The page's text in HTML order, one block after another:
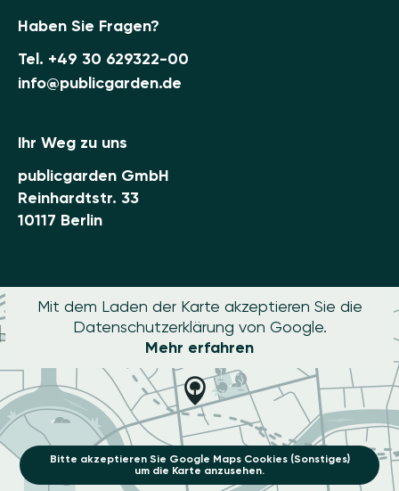
Haben Sie Fragen?
Tel. +49 30 629322-00
info@publicgarden.de
Ihr Weg zu uns
publicgarden GmbH
Reinhardtstr. 33
10117 Berlin
Mit dem Laden der Karte akzeptieren Sie die
Datenschutzerklärung von Google.
Mehr erfahren
Bitte akzeptieren Sie Google Maps Cookies (Sonstiges)
um die Karte anzusehen.